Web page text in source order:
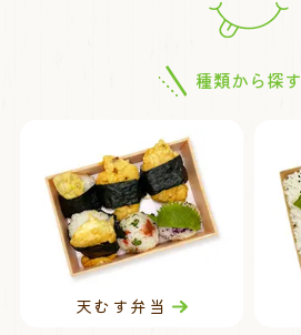
種類から探す
天むす弁当